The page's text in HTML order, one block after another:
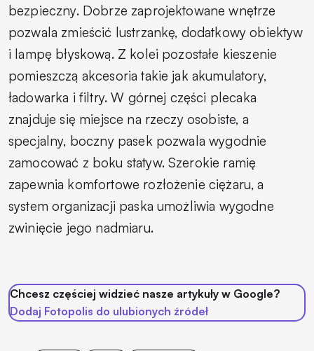
bezpieczny. Dobrze zaprojektowane wnętrze
pozwala zmieścić lustrzankę, dodatkowy obiektyw
i lampę błyskową. Z kolei pozostałe kieszenie
pomieszczą akcesoria takie jak akumulatory,
ładowarka i filtry. W górnej części plecaka
znajduje się miejsce na rzeczy osobiste, a
specjalny, boczny pasek pozwala wygodnie
zamocować z boku statyw. Szerokie ramię
zapewnia komfortowe rozłożenie ciężaru, a
system organizacji paska umożliwia wygodne
zwinięcie jego nadmiaru.
Chcesz częściej widzieć nasze artykuły w Google?
Dodaj Fotopolis do ulubionych źródeł